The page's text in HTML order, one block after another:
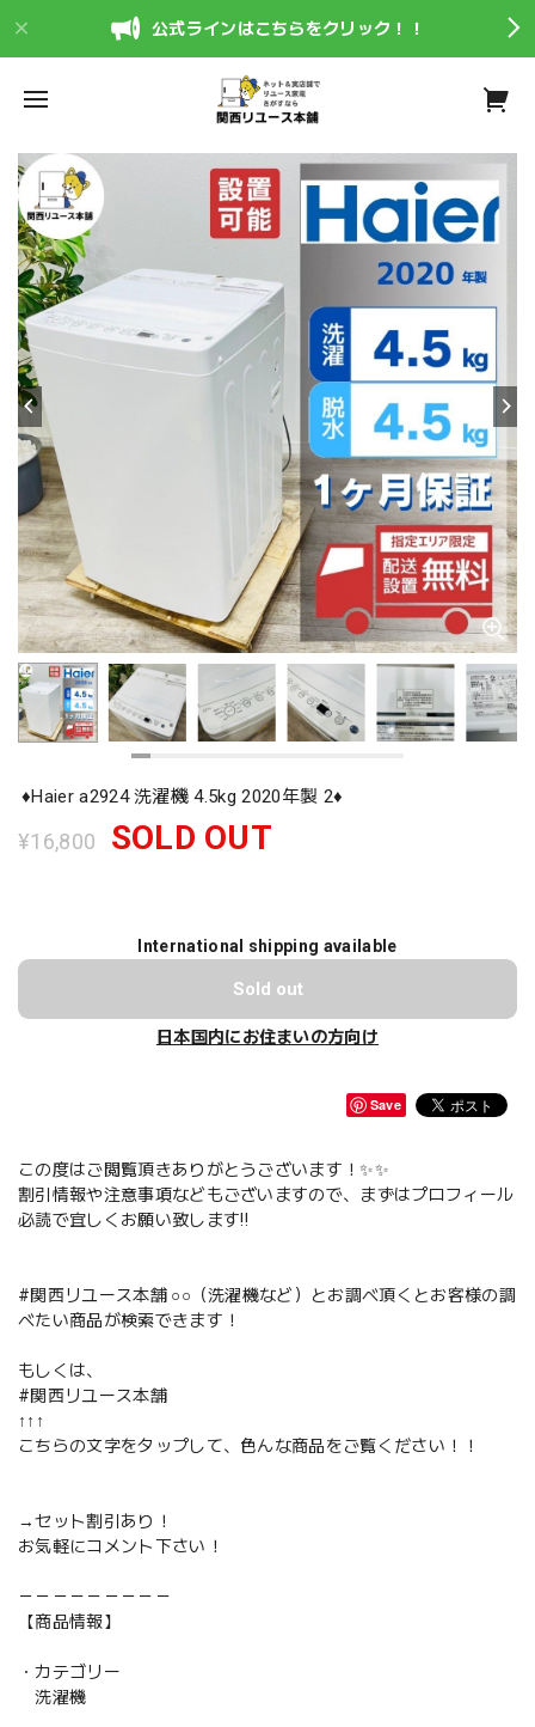
公式ラインはこちらをクリック！！
♦️Haier a2924 洗濯機 4.5kg 2020年製 2♦️
¥16,800 SOLD OUT
International shipping available
Sold out
日本国内にお住まいの方向け
Save
この度はご閲覧頂きありがとうございます！✨✨
割引情報や注意事項などもございますので、まずはプロフィール
必読で宜しくお願い致します‼️
#関西リユース本舗 ○○（洗濯機など）とお調べ頂くとお客様の調
べたい商品が検索できます！
もしくは、
#関西リユース本舗
↑↑↑
こちらの文字をタップして、色んな商品をご覧ください！！
→セット割引あり！
お気軽にコメント下さい！
－－－－－－－－－
【商品情報】
・カテゴリー
洗濯機